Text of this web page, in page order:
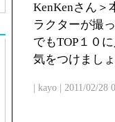
KenKenさん＞
ラクターが撮
でもTOP１０
気をつけまし
| kayo | 2011/02/28